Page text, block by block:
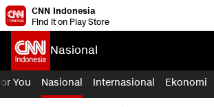
CNN Indonesia
Find it on Play Store
Nasional
You Nasional Internasional Ekonomi